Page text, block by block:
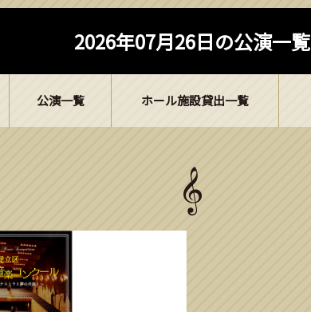
2026年07月26日の公演一覧
公演一覧 ホール施設貸出一覧